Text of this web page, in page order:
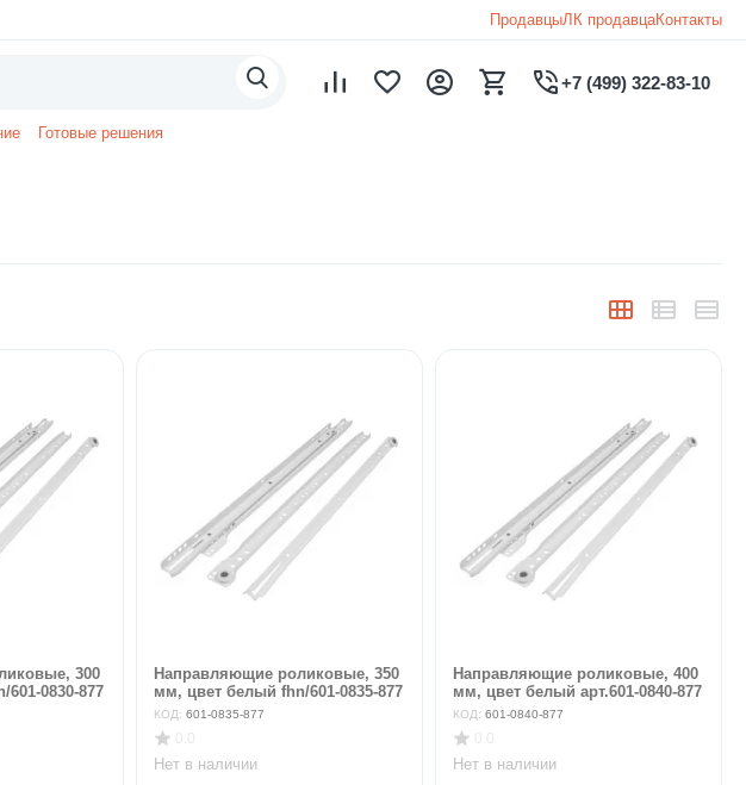
ПродавцыЛК продавцаКонтакты
+7 (499) 322-83-10
Готовые решения
300
0830-877
Направляющие роликовые, 350
мм, цвет белый fhn/601-0835-877
КОД: 601-0835-877
Нет в наличии
Направляющие роликовые, 400
мм, цвет белый арт.601-0840-877
КОД: 601-0840-877
Нет в наличии